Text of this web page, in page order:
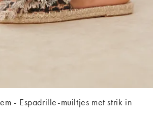
- Espadrille-muiltjes met strik in